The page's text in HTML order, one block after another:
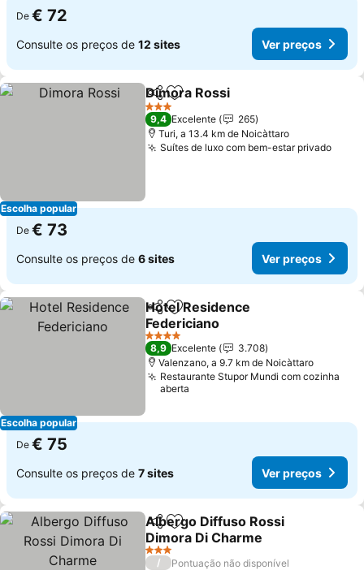
De € 72
Consulte os preços de 12 sites Ver preços
Escolha popular
PartilharAdicionar aos favoritos
Dimora Rossi
3 Estrelas
9,4 Excelente
265
Turi, a 13.4 km de Noicàttaro
Suítes de luxo com bem-estar privado
De € 73
Consulte os preços de 6 sites Ver preços
Escolha popular
PartilharAdicionar aos favoritos
Hotel Residence
Federiciano
4 Estrelas
8,9 Excelente
3.708
Valenzano, a 9.7 km de Noicàttaro
Restaurante Stupor Mundi com cozinha
aberta
De € 75
Consulte os preços de 7 sites Ver preços
PartilharAdicionar aos favoritos
Albergo Diffuso Rossi
Dimora Di Charme
3 Estrelas
/
Pontuação não disponível